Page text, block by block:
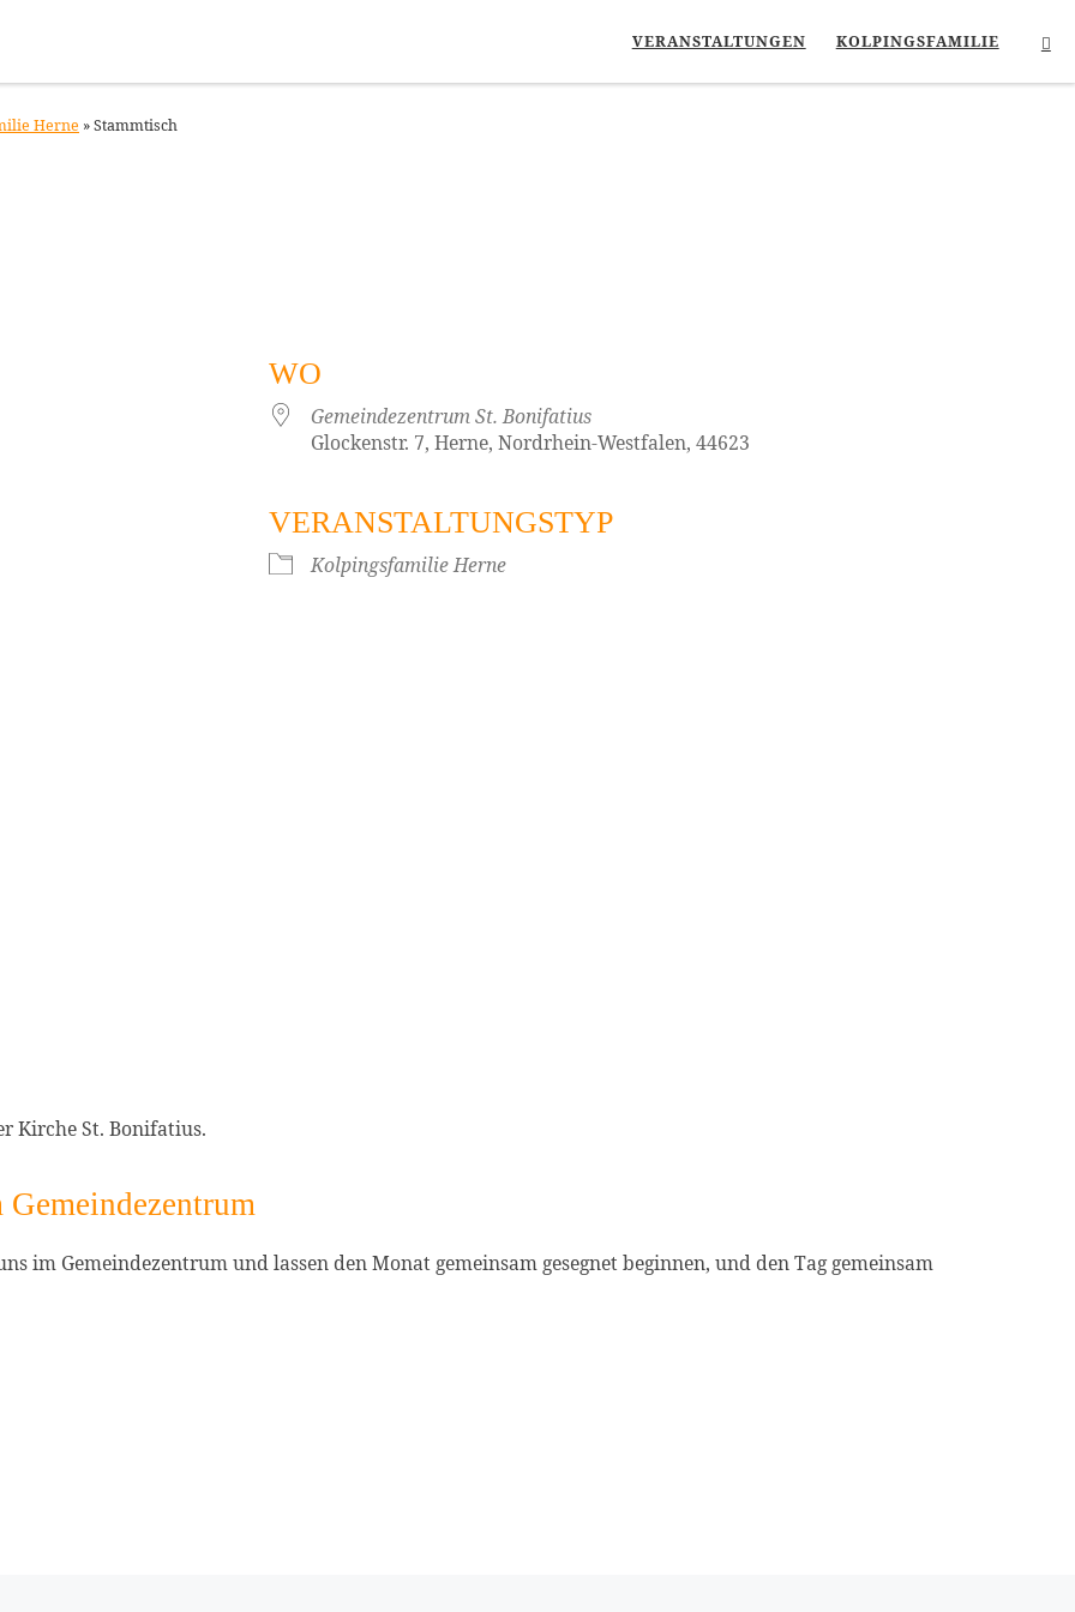
VERANSTALTUNGEN KOLPINGSFAMILIE
Herne »Stammtisch
iCalendar
WO
Gemeindezentrum St. Bonifatius
Glockenstr. 7, Herne, Nordrhein-Westfalen, 44623
VERANSTALTUNGSTYP
Kolpingsfamilie Herne
Kirche St. Bonifatius.
im Gemeindezentrum und lassen den Monat gemeinsam gesegnet beginnen, und den Tag gemeinsam